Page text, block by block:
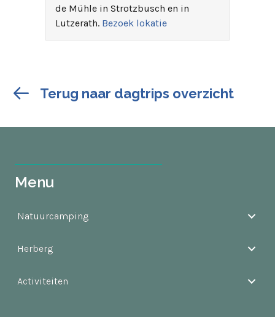
de Mühle in Strotzbusch en in
Lutzerath. Bezoek lokatie
Terug naar dagtrips overzicht
Menu
Natuurcamping
Herberg
Activiteiten